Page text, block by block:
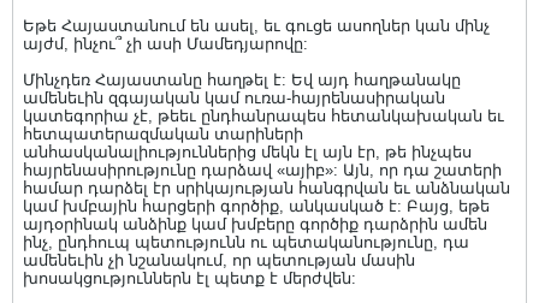
Եթե Հայաստանում են ասել, եւ գուցե ասողներ կան մինչ
այժմ, ինչու՞ չի ասի Մամեդյարովը:
Մինչդեռ Հայաստանը հաղթել է: Եվ այդ հաղթանակը
ամենեւին զգայական կամ ուռա-հայրենասիրական
կատեգորիա չէ, թեեւ ընդհանրապես հետանկախական եւ
հետպատերազմական տարիների
անհասկանալիություններից մեկն էլ այն էր, թե ինչպես
հայրենասիրությունը դարձավ «այիբ»: Այն, որ դա շատերի
համար դարձել էր սրիկայության հանգրվան եւ անձնական
կամ խմբային հարցերի գործիք, անկասկած է: Բայց, եթե
այդօրինակ անձինք կամ խմբերը գործիք դարձրին ամեն
ինչ, ընդհուպ պետությունն ու պետականությունը, դա
ամենեւին չի նշանակում, որ պետության մասին
խոսակցություններն էլ պետք է մերժվեն: